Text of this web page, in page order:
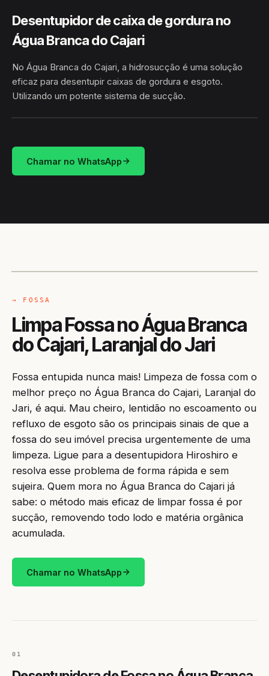
Desentupidor de caixa de gordura no
Água Branca do Cajari
No Água Branca do Cajari, a hidrosucção é uma solução
eficaz para desentupir caixas de gordura e esgoto.
Utilizando um potente sistema de sucção.
HIDROSUCÇÃO
ÁGUA BRANCA DO CAJARI · LARANJAL
Chamar no WhatsApp
→ FOSSA
Limpa Fossa no Água Branca
do Cajari, Laranjal do Jari
Fossa entupida nunca mais! Limpeza de fossa com o
melhor preço no Água Branca do Cajari, Laranjal do
Jari, é aqui. Mau cheiro, lentidão no escoamento ou
refluxo de esgoto são os principais sinais de que a
fossa do seu imóvel precisa urgentemente de uma
limpeza. Ligue para a desentupidora Hiroshiro e
resolva esse problema de forma rápida e sem
sujeira. Quem mora no Água Branca do Cajari já
sabe: o método mais eficaz de limpar fossa é por
sucção, removendo todo lodo e matéria orgânica
acumulada.
Chamar no WhatsApp
01